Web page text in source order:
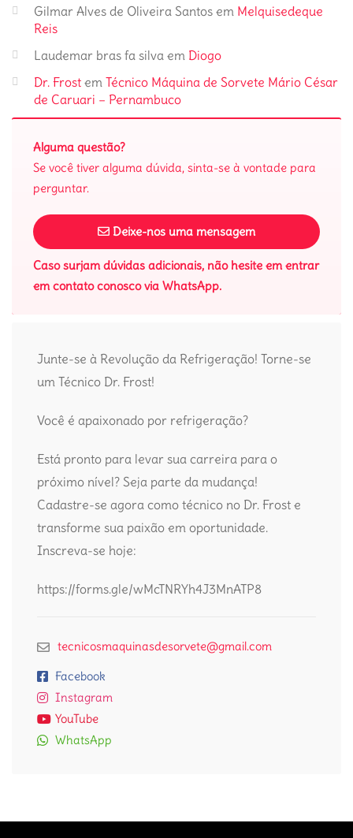
Gilmar Alves de Oliveira Santos em Melquisedeque
Reis
Laudemar bras fa silva em Diogo
Dr. Frost em Técnico Máquina de Sorvete Mário César
de Caruari – Pernambuco
Alguma questão?
Se você tiver alguma dúvida, sinta-se à vontade para
perguntar.
Deixe-nos uma mensagem
Caso surjam dúvidas adicionais, não hesite em entrar
em contato conosco via WhatsApp.
Junte-se à Revolução da Refrigeração! Torne-se
um Técnico Dr. Frost!
Você é apaixonado por refrigeração?
Está pronto para levar sua carreira para o
próximo nível? Seja parte da mudança!
Cadastre-se agora como técnico no Dr. Frost e
transforme sua paixão em oportunidade.
Inscreva-se hoje:
https://forms.gle/wMcTNRYh4J3MnATP8
tecnicosmaquinasdesorvete@gmail.com
Facebook
Instagram
YouTube
WhatsApp